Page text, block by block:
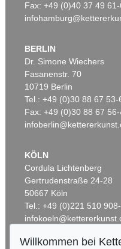
Fax: +49 (0)40 37 49 61-
BERLIN
Dr. Simone Wiechers
Fasanenstr. 70
10719 Berlin
Tel.: +49 (0)30 88 67 53-
Fax: +49 (0)30 88 67 56-
KÖLN
Cordula Lichtenberg
Gertrudenstraße 24-28
50667 Köln
Tel.: +49 (0)221 510
Willkommen bei